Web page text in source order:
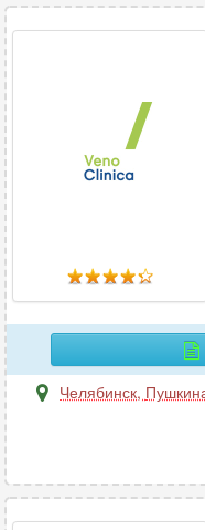
Челябинск,